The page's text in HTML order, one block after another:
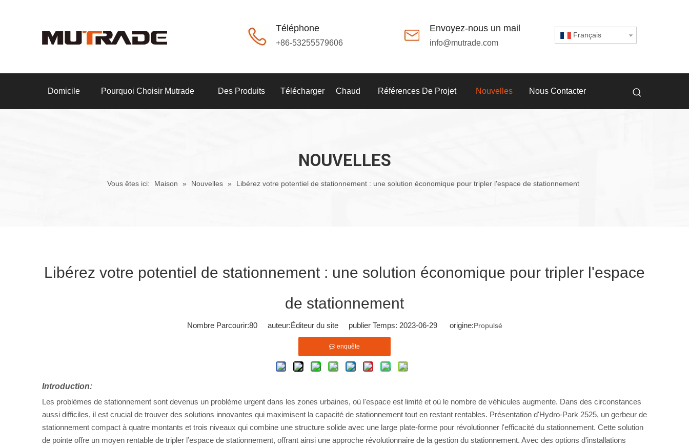
Téléphone
+86-53255579606
Envoyez-nous un mail
info@mutrade.com
Français
Domicile Pourquoi Choisir Mutrade Des Produits Télécharger Chaud Références De Projet Nouvelles Nous Contacter
NOUVELLES
Vous êtes ici: Maison » Nouvelles » Libérez votre potentiel de stationnement : une solution économique pour tripler l'espace de stationnement
Libérez votre potentiel de stationnement : une solution économique pour tripler l'espace
de stationnement
Nombre Parcourir:80auteur:Éditeur du site publier Temps: 2023-06-29 origine:Propulsé
enquête
Introduction:
Les problèmes de stationnement sont devenus un problème urgent dans les zones urbaines, où l'espace est limité et où le nombre de véhicules augmente. Dans des circonstances
aussi difficiles, il est crucial de trouver des solutions innovantes qui maximisent la capacité de stationnement tout en restant rentables. Présentation d'Hydro-Park 2525, un gerbeur de
stationnement compact à quatre montants et trois niveaux qui combine une structure solide avec une large plate-forme pour révolutionner l'efficacité du stationnement. Cette solution
de pointe offre un moyen rentable de tripler l’espace de stationnement, offrant ainsi une approche révolutionnaire de la gestion du stationnement. Avec des options d'installations